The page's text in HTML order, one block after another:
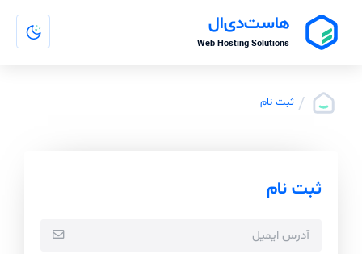
هاست‌دی‌ال
Web Hosting Solutions
/ ثبت نام
ثبت نام
آدرس ایمیل